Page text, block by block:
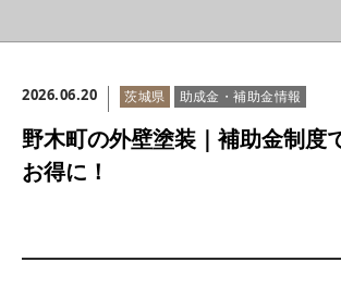
2026.06.20 茨城県 助成金・補助金情報
野木町の外壁塗装｜補助金制度
お得に！
施工メニュー
工事の流れ
店舗